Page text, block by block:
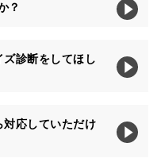
？
診断をしてほし
対応していただけ